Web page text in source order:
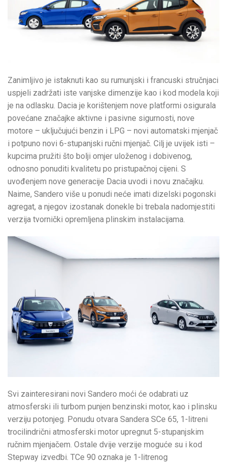
Zanimljivo je istaknuti kao su rumunjski i francuski stručnjaci
uspjeli zadržati iste vanjske dimenzije kao i kod modela koji
je na odlasku. Dacia je korištenjem nove platformi osigurala
povećane značajke aktivne i pasivne sigurnosti, nove
motore – uključujući benzin i LPG – novi automatski mjenjač
i potpuno novi 6-stupanjski ručni mjenjač. Cilj je uvijek isti –
kupcima pružiti što bolji omjer uloženog i dobivenog,
odnosno ponuditi kvalitetu po pristupačnoj cijeni. S
uvođenjem nove generacije Dacia uvodi i novu značajku.
Naime, Sandero više u ponudi neće imati dizelski pogonski
agregat, a njegov izostanak donekle bi trebala nadomjestiti
verzija tvornički opremljena plinskim instalacijama.
Svi zainteresirani novi Sandero moći će odabrati uz
atmosferski ili turbom punjen benzinski motor, kao i plinsku
verziju potonjeg. Ponudu otvara Sandera SCe 65, 1-litreni
trocilindrični atmosferski motor upregnut 5-stupanjskim
ručnim mjenjačem. Ostale dvije verzije moguće su i kod
Stepway izvedbi. TCe 90 oznaka je 1-litrenog